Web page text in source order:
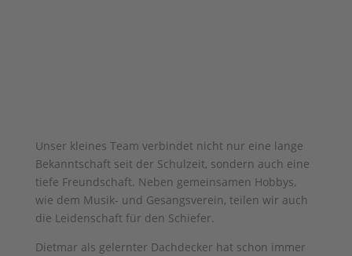
Unser kleines Team verbindet nicht nur eine lange
Bekanntschaft seit der Schulzeit, sondern auch eine
tiefe Freundschaft. Neben gemeinsamen Hobbys,
wie dem Musik- und Gesangsverein, teilen wir auch
die Leidenschaft für den Schiefer.
Dietmar als gelernter Dachdecker hat schon immer